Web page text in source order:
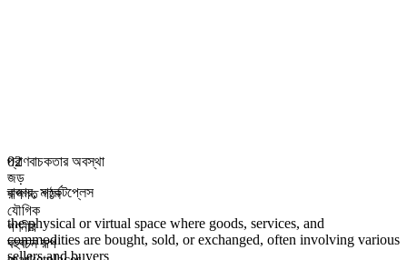
প্রাণবাচকতার অবস্থা
জড়
রূপগত গঠন
যৌগিক
গণনীয়
বহুবচন রূপ
02
বাজার,মার্কেটপ্লেস
the physical or virtual space where goods, services, and
commodities are bought, sold, or exchanged, often involving various
sellers and buyers